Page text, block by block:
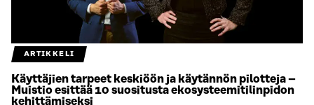
ARTIKKELI
Käyttäjien tarpeet keskiöön ja käytännön pilotteja –
Muistio esittää 10 suositusta ekosysteemitilinpidon
kehittämiseksi